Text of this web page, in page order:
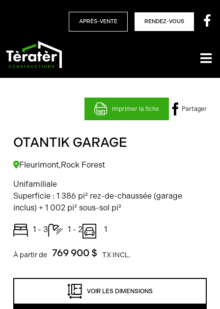
APRÈS-VENTE RENDEZ-VOUS
Imprimer la fiche Partager
OTANTIK GARAGE
Fleurimont,Rock Forest
Unifamiliale
Superficie : 1 386 pi² rez-de-chaussée (garage
inclus) + 1 002 pi² sous-sol pi²
1 - 3 1 - 2 1
À partir de 769 900 $ TX INCL.
VOIR LES DIMENSIONS